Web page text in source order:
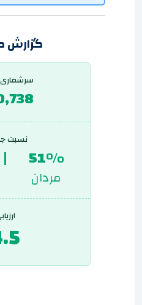
گزارش
نسبت
51%
مردان
|